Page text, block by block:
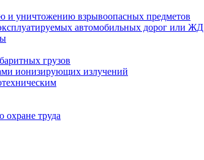
и уничтожению взрывоопасных предметов
автомобильных дорог или ЖД
грузов
ионизирующих излучений
охране труда